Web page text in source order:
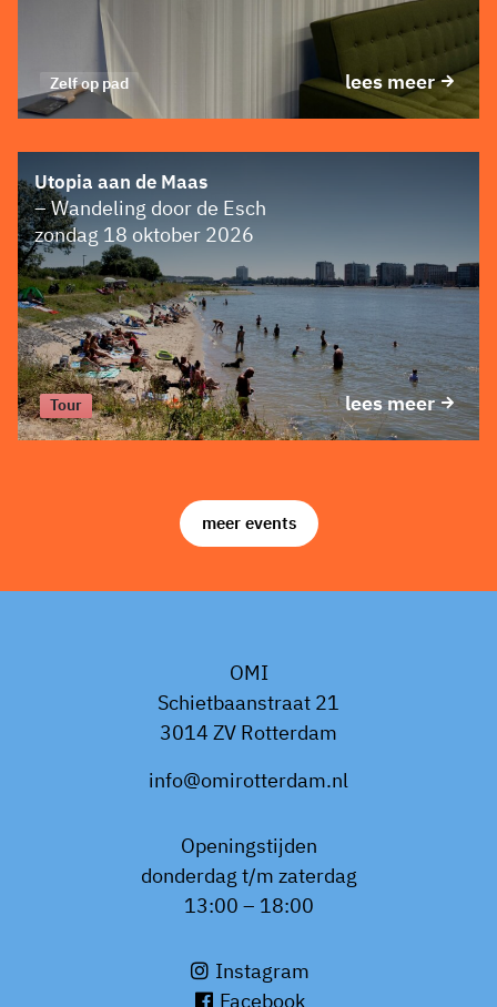
lees meer
Zelf op pad
Utopia aan de Maas
– Wandeling door de Esch
zondag 18 oktober 2026
lees meer
Tour
meer events
OMI
Schietbaanstraat 21
3014 ZV Rotterdam
info@omirotterdam.nl
Openingstijden
donderdag t/m zaterdag
13:00 – 18:00
Instagram
Facebook